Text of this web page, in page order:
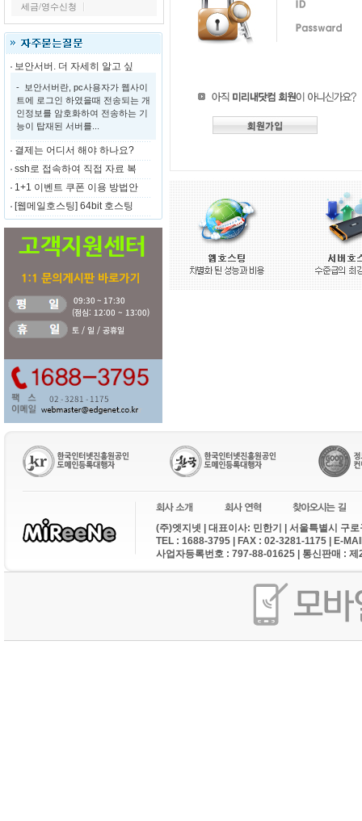
세금/영수신청
보안서버. 더 자세히 알고 싶
- 보안서버란, pc사용자가 웹사이
트에 로그인 하였을때 전송되는 개
인정보를 암호화하여 전송하는 기
능이 탑재된 서버를...
결제는 어디서 해야 하나요?
ssh로 접속하여 직접 자료 복
1+1 이벤트 쿠폰 이용 방법안
[웹메일호스팅] 64bit 호스팅
(주)엣지넷 | 대표이사: 민한기 | 서울특별시 구
TEL : 1688-3795 | FAX : 02-3281-1175 | E-
사업자등록번호 : 797-88-01625 | 통신판매 :